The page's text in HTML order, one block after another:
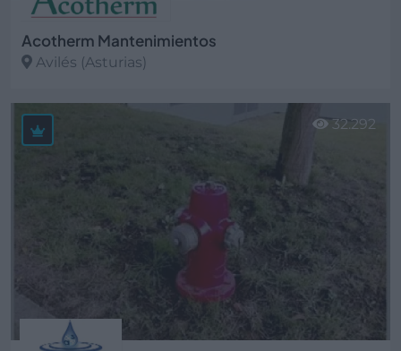
Acotherm Mantenimientos
Avilés (Asturias)
Ver más
32.292